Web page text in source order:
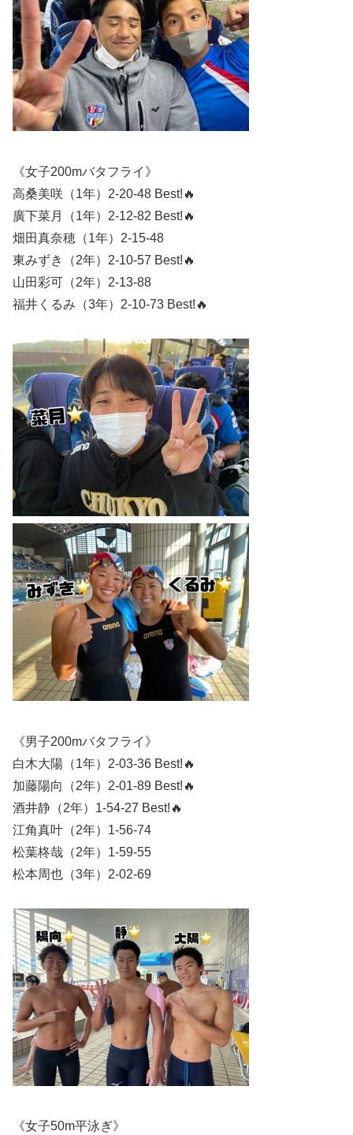
《女子200mバタフライ》
高桑美咲（1年）2-20-48 Best!🔥
廣下菜月（1年）2-12-82 Best!🔥
畑田真奈穂（1年）2-15-48
東みずき（2年）2-10-57 Best!🔥
山田彩可（2年）2-13-88
福井くるみ（3年）2-10-73 Best!🔥
《男子200mバタフライ》
白木大陽（1年）2-03-36 Best!🔥
加藤陽向（2年）2-01-89 Best!🔥
酒井静（2年）1-54-27 Best!🔥
江角真叶（2年）1-56-74
松葉柊哉（2年）1-59-55
松本周也（3年）2-02-69
《女子50m平泳ぎ》